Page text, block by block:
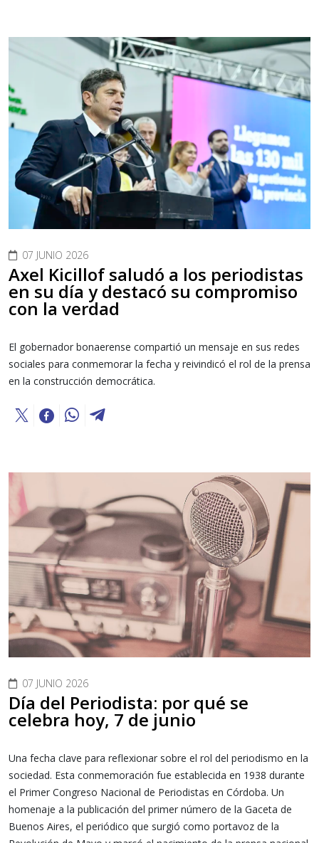
07 JUNIO 2026
Axel Kicillof saludó a los periodistas
en su día y destacó su compromiso
con la verdad
El gobernador bonaerense compartió un mensaje en sus redes
sociales para conmemorar la fecha y reivindicó el rol de la prensa
en la construcción democrática.
07 JUNIO 2026
Día del Periodista: por qué se
celebra hoy, 7 de junio
Una fecha clave para reflexionar sobre el rol del periodismo en la
sociedad. Esta conmemoración fue establecida en 1938 durante
el Primer Congreso Nacional de Periodistas en Córdoba. Un
homenaje a la publicación del primer número de la Gaceta de
Buenos Aires, el periódico que surgió como portavoz de la